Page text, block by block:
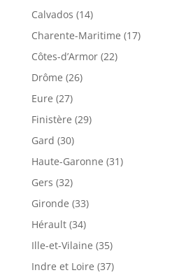
Calvados (14)
Charente-Maritime (17)
Côtes-d’Armor (22)
Drôme (26)
Eure (27)
Finistère (29)
Gard (30)
Haute-Garonne (31)
Gers (32)
Gironde (33)
Hérault (34)
Ille-et-Vilaine (35)
Indre et Loire (37)